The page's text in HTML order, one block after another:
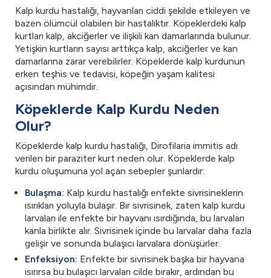
Kalp kurdu hastalığı, hayvanları ciddi şekilde etkileyen ve
bazen ölümcül olabilen bir hastalıktır. Köpeklerdeki kalp
kurtları kalp, akciğerler ve ilişkili kan damarlarında bulunur.
Yetişkin kurtların sayısı arttıkça kalp, akciğerler ve kan
damarlarına zarar verebilirler. Köpeklerde kalp kurdunun
erken teşhis ve tedavisi, köpeğin yaşam kalitesi
açısından mühimdir.
Köpeklerde Kalp Kurdu Neden
Olur?
Köpeklerde kalp kurdu hastalığı, Dirofilaria immitis adı
verilen bir paraziter kurt neden olur. Köpeklerde kalp
kurdu oluşumuna yol açan sebepler şunlardır:
Bulaşma: Kalp kurdu hastalığı enfekte sivrisineklerin
ısırıkları yoluyla bulaşır. Bir sivrisinek, zaten kalp kurdu
larvaları ile enfekte bir hayvanı ısırdığında, bu larvaları
kanla birlikte alır. Sivrisinek içinde bu larvalar daha fazla
gelişir ve sonunda bulaşıcı larvalara dönüşürler.
Enfeksiyon: Enfekte bir sivrisinek başka bir hayvana
ısırırsa bu bulaşıcı larvaları cilde bırakır, ardından bu